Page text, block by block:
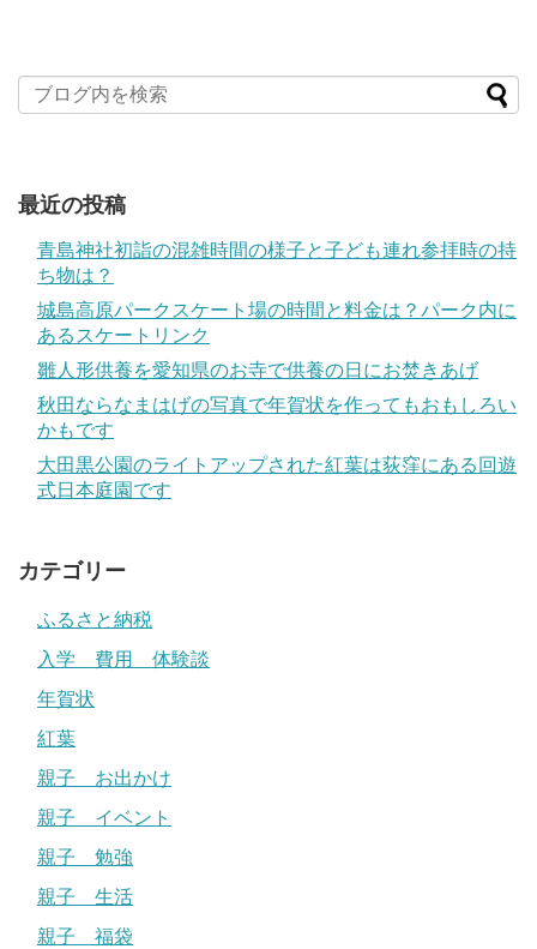
最近の投稿
青島神社初詣の混雑時間の様子と子ども連れ参拝時の持
ち物は？
城島高原パークスケート場の時間と料金は？パーク内に
あるスケートリンク
雛人形供養を愛知県のお寺で供養の日にお焚きあげ
秋田ならなまはげの写真で年賀状を作ってもおもしろい
かもです
大田黒公園のライトアップされた紅葉は荻窪にある回遊
式日本庭園です
カテゴリー
ふるさと納税
入学 費用 体験談
年賀状
紅葉
親子 お出かけ
親子 イベント
親子 勉強
親子 生活
親子 福袋